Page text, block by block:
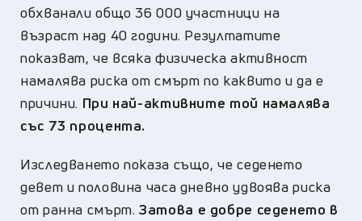
обхванали общо 36 000 участници на
възраст над 40 години. Резултатите
показват, че всяка физическа активност
намалява риска от смърт по каквито и да е
причини. При най-активните той намалява
със 73 процента.
Изследването показа също, че седенето
девет и половина часа дневно удвоява риска
от ранна смърт.Затова е добре седенето в